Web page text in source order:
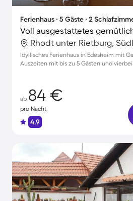
Ferienhaus ∙ 5 Gäste ∙ 2
Idyllisches Ferienhaus in Edesheim mit
Auszeiten mit bis zu 5 Gästen und
ab 84 €
pro Nacht
4.9